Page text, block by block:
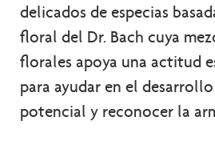
delicados de especias
floral del Dr. Bach cuya
florales apoya una actitud
para ayudar en el
potencial y reconocer la